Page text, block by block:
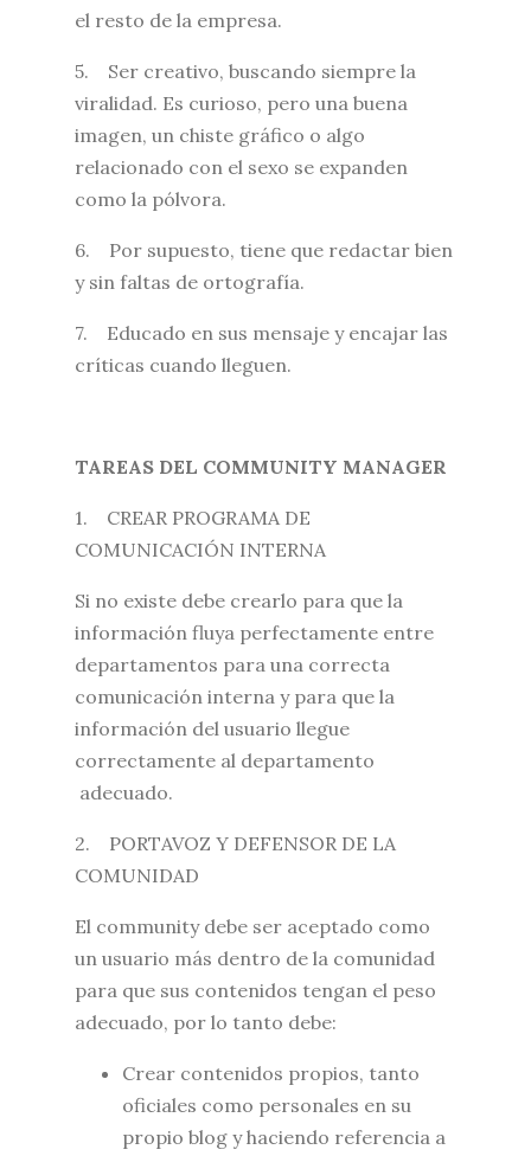
el resto de la empresa.
5. Ser creativo, buscando siempre la
viralidad. Es curioso, pero una buena
imagen, un chiste gráfico o algo
relacionado con el sexo se expanden
como la pólvora.
6. Por supuesto, tiene que redactar bien
y sin faltas de ortografía.
7. Educado en sus mensaje y encajar las
críticas cuando lleguen.
TAREAS DEL COMMUNITY MANAGER
1. CREAR PROGRAMA DE
COMUNICACIÓN INTERNA
Si no existe debe crearlo para que la
información fluya perfectamente entre
departamentos para una correcta
comunicación interna y para que la
información del usuario llegue
correctamente al departamento
adecuado.
2. PORTAVOZ Y DEFENSOR DE LA
COMUNIDAD
El community debe ser aceptado como
un usuario más dentro de la comunidad
para que sus contenidos tengan el peso
adecuado, por lo tanto debe:
Crear contenidos propios, tanto
oficiales como personales en su
propio blog y haciendo referencia a